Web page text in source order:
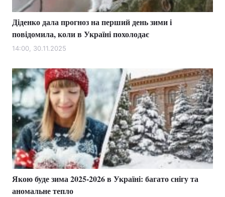
Діденко дала прогноз на перший день зими і
повідомила, коли в Україні похолодає
14:00, 30.11.2025
Якою буде зима 2025-2026 в Україні: багато снігу та
аномальне тепло